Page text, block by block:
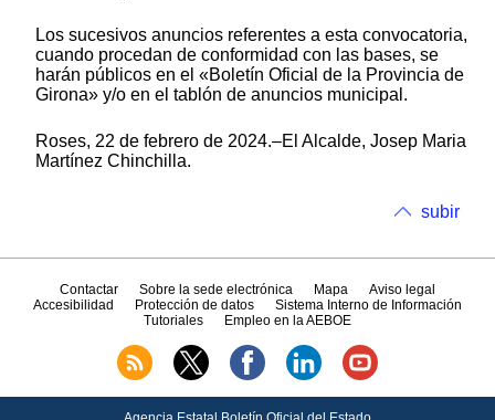
Los sucesivos anuncios referentes a esta convocatoria,
cuando procedan de conformidad con las bases, se
harán públicos en el «Boletín Oficial de la Provincia de
Girona» y/o en el tablón de anuncios municipal.
Roses, 22 de febrero de 2024.–El Alcalde, Josep Maria
Martínez Chinchilla.
subir
Contactar Sobre la sede electrónica Mapa
Aviso legal
Accesibilidad
Protección de datos
Sistema Interno de Información
Tutoriales
Empleo en la AEBOE